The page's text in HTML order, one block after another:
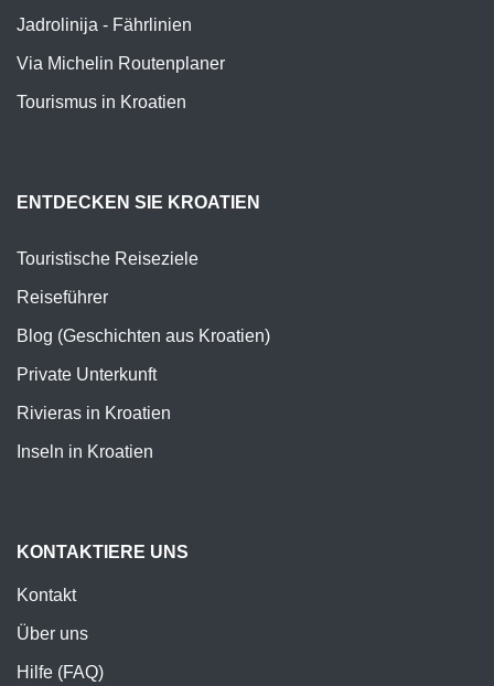
Jadrolinija - Fährlinien
Via Michelin Routenplaner
Tourismus in Kroatien
ENTDECKEN SIE KROATIEN
Touristische Reiseziele
Reiseführer
Blog (Geschichten aus Kroatien)
Private Unterkunft
Rivieras in Kroatien
Inseln in Kroatien
KONTAKTIERE UNS
Kontakt
Über uns
Hilfe (FAQ)